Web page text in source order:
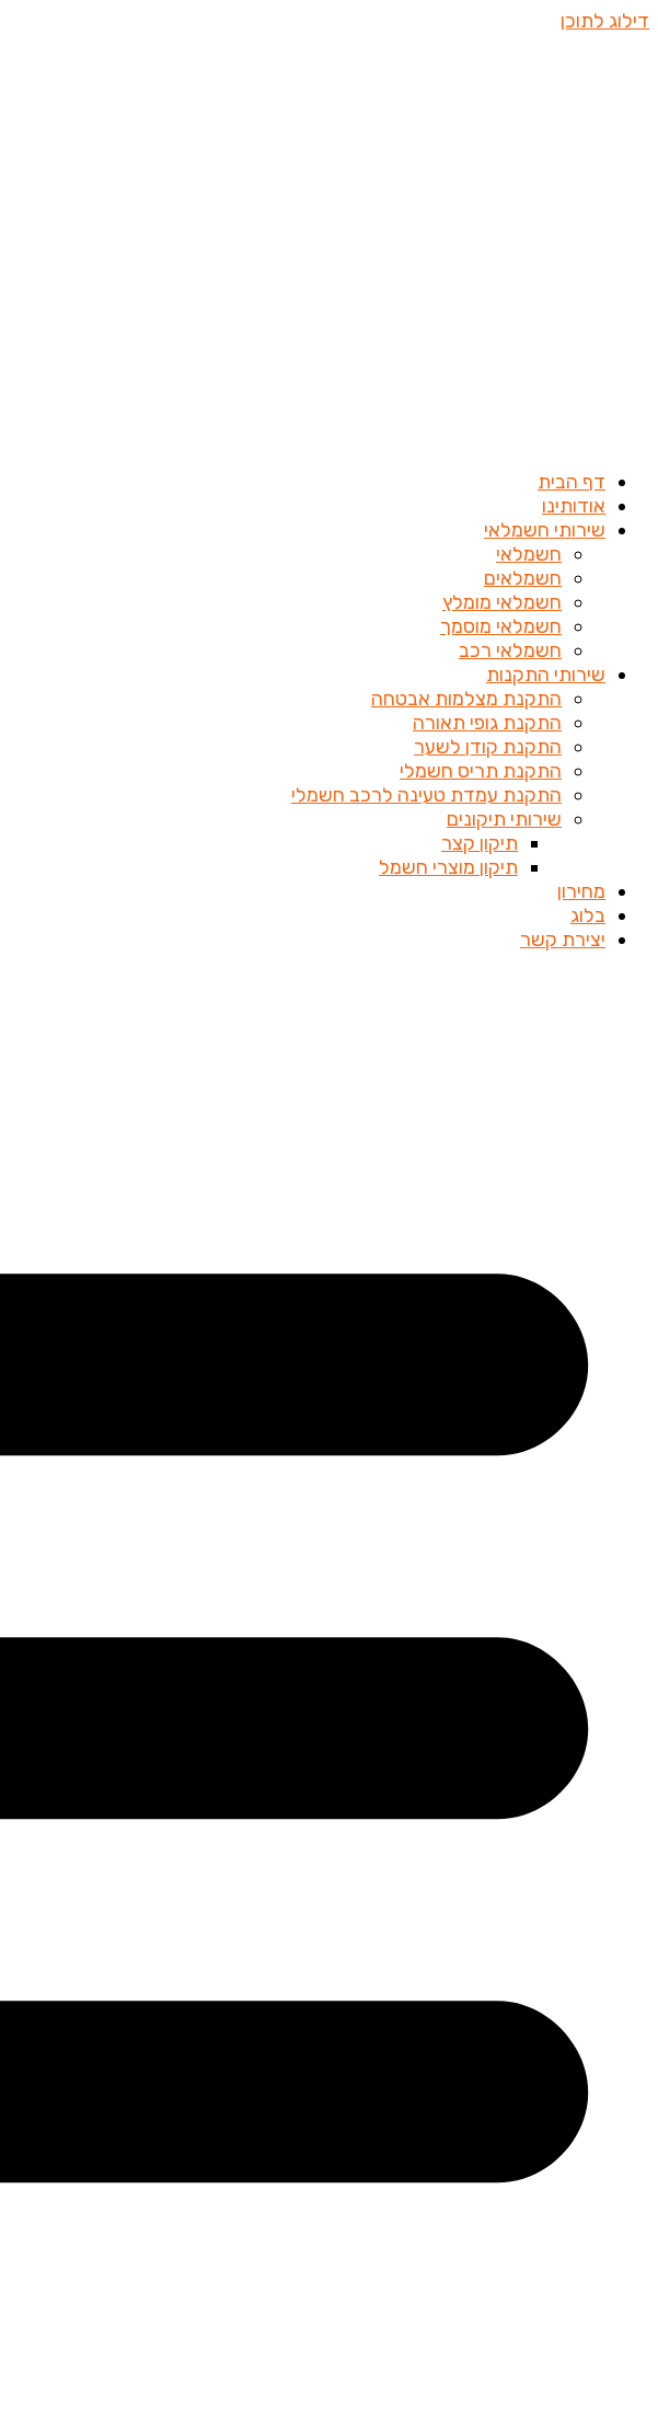
דילוג לתוכן
דף הבית
אודותינו
שירותי חשמלאי
חשמלאי
חשמלאים
חשמלאי מומלץ
חשמלאי מוסמך
חשמלאי רכב
שירותי התקנות
התקנת מצלמות אבטחה
התקנת גופי תאורה
התקנת קודן לשער
התקנת תריס חשמלי
התקנת עמדת טעינה לרכב חשמלי
שירותי תיקונים
תיקון קצר
תיקון מוצרי חשמל
מחירון
בלוג
יצירת קשר